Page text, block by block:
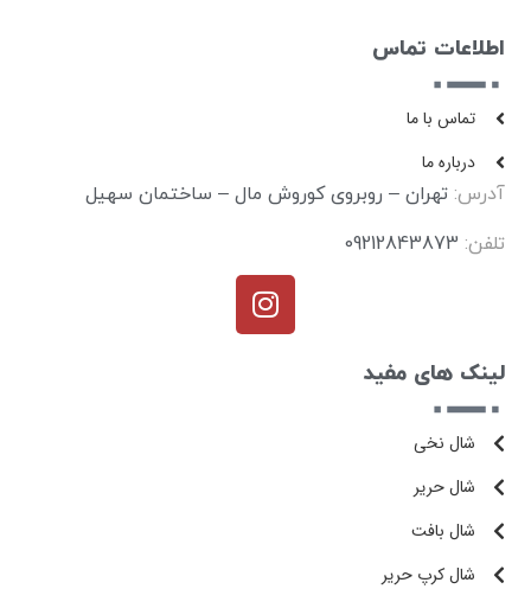
اطلاعات تماس
تماس با ما
درباره ما
آدرس: تهران – روبروی کوروش مال – ساختمان سهیل
تلفن:
لینک های مفید
شال نخی
شال حریر
شال بافت
شال کرپ حریر